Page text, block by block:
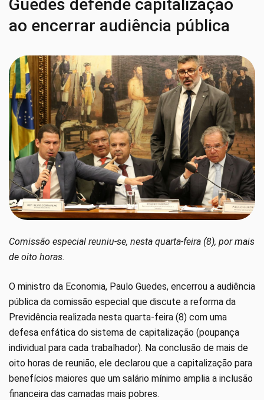
Guedes defende capitalização
ao encerrar audiência pública
Comissão especial reuniu-se, nesta quarta-feira (8), por mais
de oito horas.
O ministro da Economia, Paulo Guedes, encerrou a audiência
pública da comissão especial que discute a reforma da
Previdência realizada nesta quarta-feira (8) com uma
defesa enfática do sistema de capitalização (poupança
individual para cada trabalhador). Na conclusão de mais de
oito horas de reunião, ele declarou que a capitalização para
benefícios maiores que um salário mínimo amplia a inclusão
financeira das camadas mais pobres.